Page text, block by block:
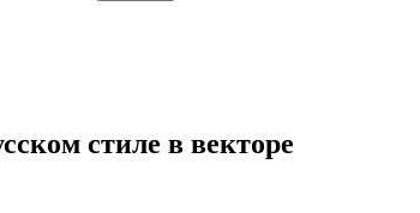
стиле в векторе